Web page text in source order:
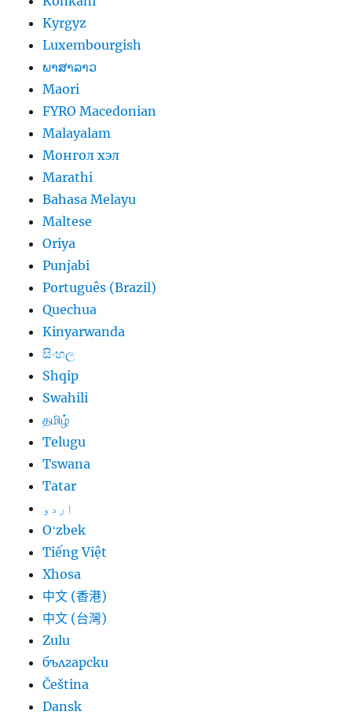
Kyrgyz
Luxembourgish
ພາສາລາວ
Maori
FYRO Macedonian
Malayalam
Монгол хэл
Marathi
Bahasa Melayu
Maltese
Oriya
Punjabi
Português (Brazil)
Quechua
Kinyarwanda
සිංහල
Shqip
Swahili
தமிழ்
Telugu
Tswana
Tatar
اردو
Oʻzbek
Tiếng Việt
Xhosa
中文 (香港)
中文 (台灣)
Zulu
български
Čeština
Dansk